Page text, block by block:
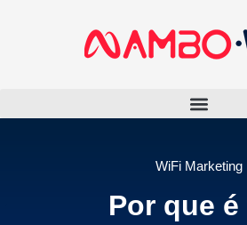
WiFi Marketing
Por que é